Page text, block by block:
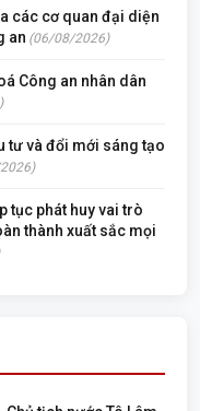
các cơ quan đại diện
an (06/08/2026)
Công an nhân dân
tư và đổi mới sáng tạo
tục phát huy vai trò
thành xuất sắc mọi